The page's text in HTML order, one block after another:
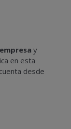
y
en esta
desde